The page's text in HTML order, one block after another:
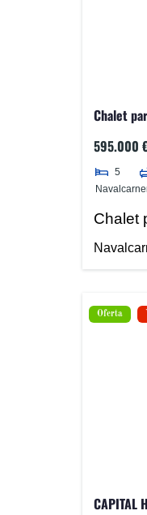
Chalet
595.000
5
Chalet
Oferta
CAPITAL